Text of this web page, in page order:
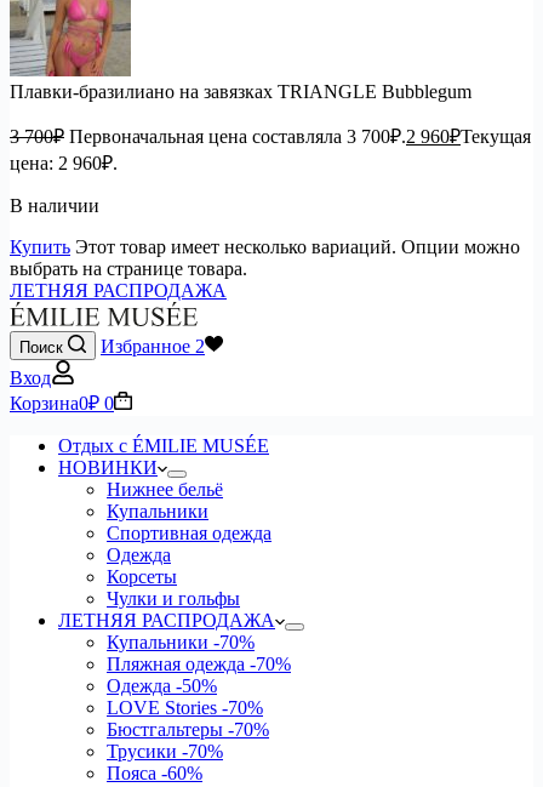
Плавки-бразилиано на завязках TRIANGLE Bubblegum
3 700₽ Первоначальная цена составляла 3 700₽.2 960₽Текущая
цена: 2 960₽.
В наличии
Купить Этот товар имеет несколько вариаций. Опции можно
выбрать на странице товара.
ЛЕТНЯЯ РАСПРОДАЖА
Поиск Избранное 2
Вход
Корзина0₽ 0
Отдых с ÉMILIE MUSÉE
НОВИНКИ
Нижнее бельё
Купальники
Спортивная одежда
Одежда
Корсеты
Чулки и гольфы
ЛЕТНЯЯ РАСПРОДАЖА
Купальники -70%
Пляжная одежда -70%
Одежда -50%
LOVE Stories -70%
Бюстгальтеры -70%
Трусики -70%
Пояса -60%